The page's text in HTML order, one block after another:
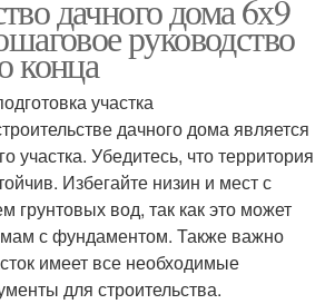
дачного дома 6х9
руководство
конца
участка
дачного дома является
участка. Убедитесь, что территория
Избегайте низин и мест с
грунтовых вод, так как это может
с фундаментом. Также важно
имеет все необходимые
для строительства.